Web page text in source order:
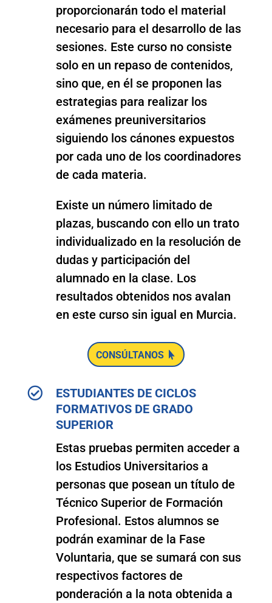
proporcionarán todo el material
necesario para el desarrollo de las
sesiones. Este curso no consiste
solo en un repaso de contenidos,
sino que, en él se proponen las
estrategias para realizar los
exámenes preuniversitarios
siguiendo los cánones expuestos
por cada uno de los coordinadores
de cada materia.
Existe un número limitado de
plazas, buscando con ello un trato
individualizado en la resolución de
dudas y participación del
alumnado en la clase. Los
resultados obtenidos nos avalan
en este curso sin igual en Murcia.
CONSÚLTANOS

ESTUDIANTES DE CICLOS
FORMATIVOS DE GRADO
SUPERIOR
Estas pruebas permiten acceder a
los Estudios Universitarios a
personas que posean un título de
Técnico Superior de Formación
Profesional. Estos alumnos se
podrán examinar de la Fase
Voluntaria, que se sumará con sus
respectivos factores de
ponderación a la nota obtenida a